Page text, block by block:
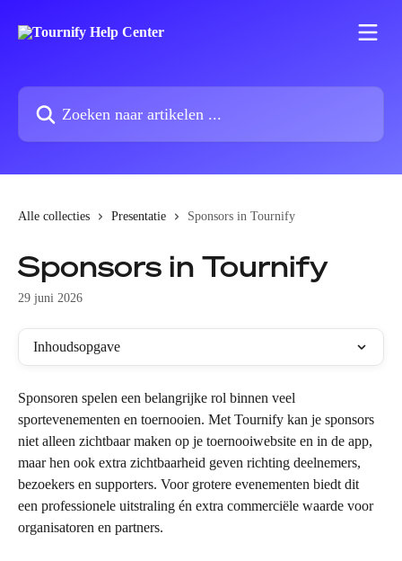
Zoeken naar artikelen ...
Alle collecties Presentatie Sponsors in Tournify
Sponsors in Tournify
29 juni 2026
Inhoudsopgave
Sponsoren spelen een belangrijke rol binnen veel
sportevenementen en toernooien. Met Tournify kan je sponsors
niet alleen zichtbaar maken op je toernooiwebsite en in de app,
maar hen ook extra zichtbaarheid geven richting deelnemers,
bezoekers en supporters. Voor grotere evenementen biedt dit
een professionele uitstraling én extra commerciële waarde voor
organisatoren en partners.